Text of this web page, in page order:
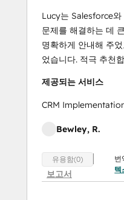
Lucy는 Salesforce
문제를 해결하는 데
명확하게 안내해 주
었습니다. 적극 추천
제공되는 서비스
CRM
Bewley, R.
유용함(0)
보고서
번
텍